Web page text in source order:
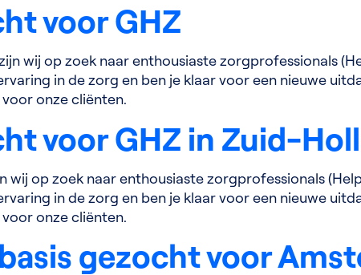
voor GHZ
wij op zoek naar enthousiaste zorgprofessionals
in de zorg en ben je klaar voor een nieuwe
onze cliënten.
voor GHZ in Zuid-
op zoek naar enthousiaste zorgprofessionals
in de zorg en ben je klaar voor een nieuwe
onze cliënten.
gezocht voor